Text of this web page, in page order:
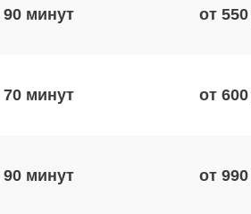
90 от 550
70 от 600
90 от 990